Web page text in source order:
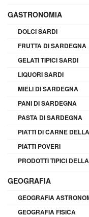
GASTRONOMIA
DOLCI SARDI
FRUTTA DI SARDEGNA
GELATI TIPICI SARDI
LIQUORI SARDI
MIELI DI SARDEGNA
PANI DI SARDEGNA
PASTA DI SARDEGNA
PIATTI DI CARNE
PIATTI POVERI
PRODOTTI TIPICI
GEOGRAFIA
GEOGRAFIA
GEOGRAFIA FISICA